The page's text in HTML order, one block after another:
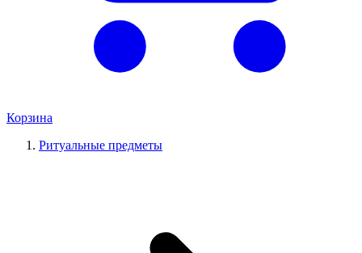
Корзина
Ритуальные предметы